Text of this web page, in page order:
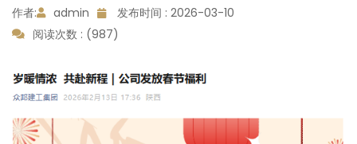
作者: admin
发布时间 : 2026-03-10
阅读次数 : (987)